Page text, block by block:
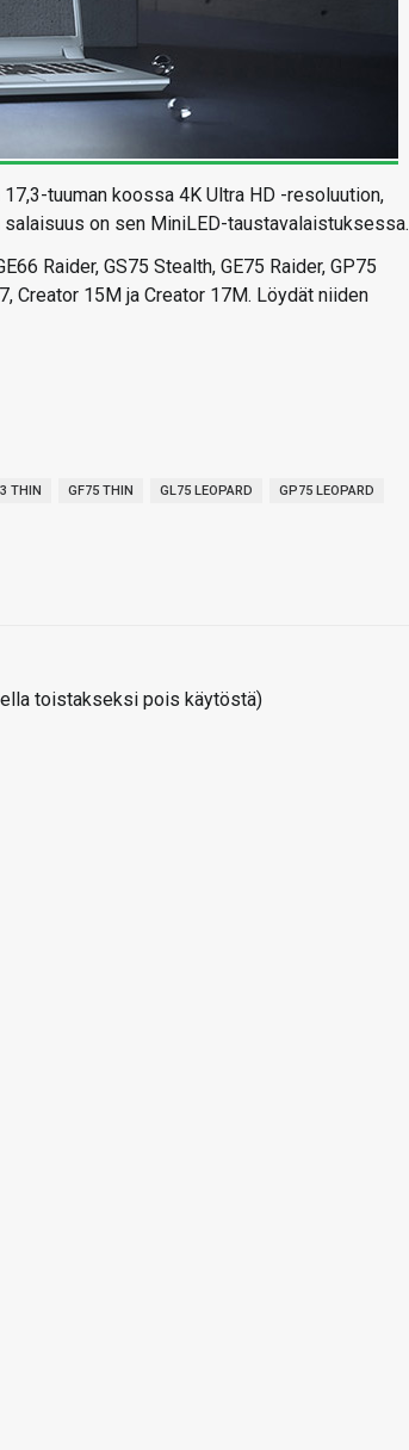
tuuman koossa 4K Ultra HD -resoluution,
on sen MiniLED-taustavalaistuksessa.
Raider, GS75 Stealth, GE75 Raider, GP75
Creator 15M ja Creator 17M. Löydät niiden
THIN GF75 THIN GL75 LEOPARD GP75 LEOPARD
toistakseksi pois käytöstä)